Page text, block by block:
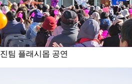
팀 플래시몹 공연